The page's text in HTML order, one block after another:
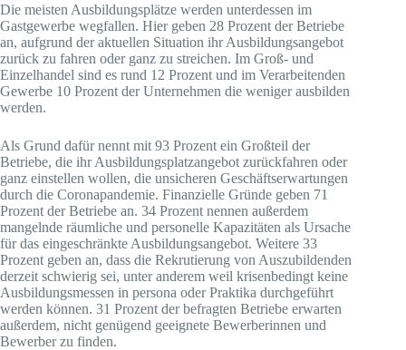
Die meisten Ausbildungsplätze werden unterdessen im
Gastgewerbe wegfallen. Hier geben 28 Prozent der Betriebe
an, aufgrund der aktuellen Situation ihr Ausbildungsangebot
zurück zu fahren oder ganz zu streichen. Im Groß- und
Einzelhandel sind es rund 12 Prozent und im Verarbeitenden
Gewerbe 10 Prozent der Unternehmen die weniger ausbilden
werden.
Als Grund dafür nennt mit 93 Prozent ein Großteil der
Betriebe, die ihr Ausbildungsplatzangebot zurückfahren oder
ganz einstellen wollen, die unsicheren Geschäftserwartungen
durch die Coronapandemie. Finanzielle Gründe geben 71
Prozent der Betriebe an. 34 Prozent nennen außerdem
mangelnde räumliche und personelle Kapazitäten als Ursache
für das eingeschränkte Ausbildungsangebot. Weitere 33
Prozent geben an, dass die Rekrutierung von Auszubildenden
derzeit schwierig sei, unter anderem weil krisenbedingt keine
Ausbildungsmessen in persona oder Praktika durchgeführt
werden können. 31 Prozent der befragten Betriebe erwarten
außerdem, nicht genügend geeignete Bewerberinnen und
Bewerber zu finden.